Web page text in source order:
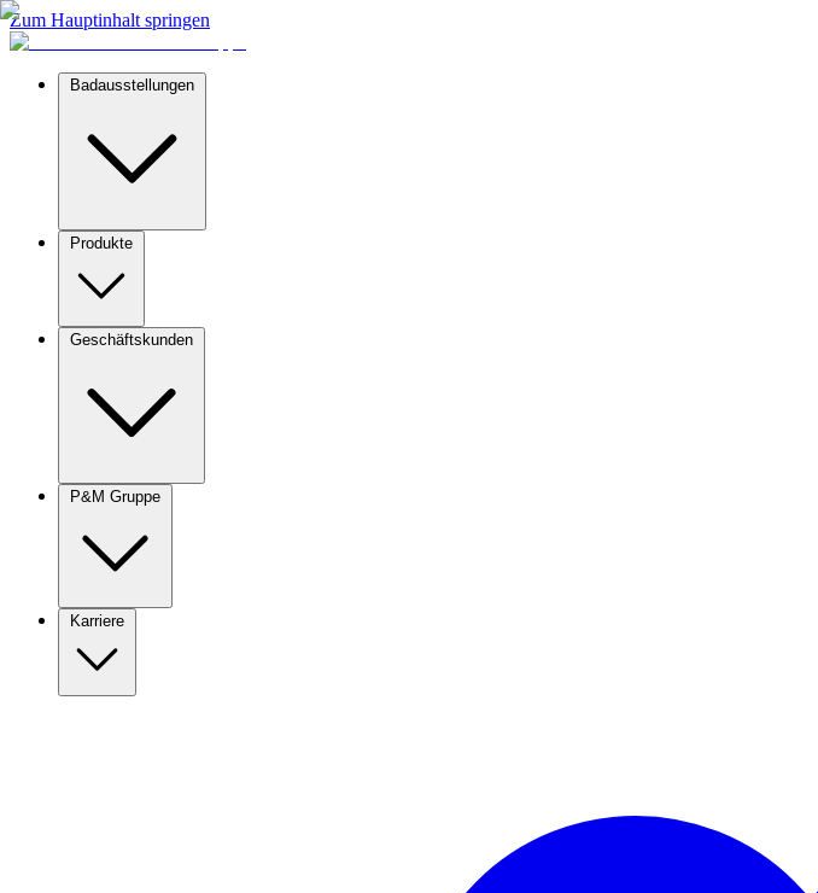
Zum Hauptinhalt springen
Badausstellungen
Produkte
Geschäftskunden
P&M Gruppe
Karriere